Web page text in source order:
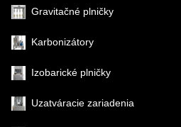
Gravitačné plničky
Karbonizátory
Izobarické plničky
Uzatváracie zariadenia